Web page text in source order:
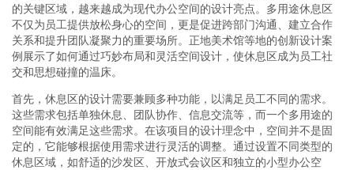
的关键区域，越来越成为现代办公空间的设计亮点。多用途休息区
不仅为员工提供放松身心的空间，更是促进跨部门沟通、建立合作
关系和提升团队凝聚力的重要场所。正地美术馆等地的创新设计案
例展示了如何通过巧妙布局和灵活空间设计，使休息区成为员工社
交和思想碰撞的温床。
首先，休息区的设计需要兼顾多种功能，以满足员工不同的需求。
这些需求包括单独休息、团队协作、信息交流等，而一个多用途的
空间能有效满足这些需求。在该项目的设计理念中，空间并不是固
定的，它能够根据使用需求进行灵活的调整。通过设置不同类型的
休息区域，如舒适的沙发区、开放式会议区和独立的小型办公空